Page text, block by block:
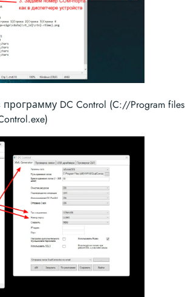
DC Control (C://Program files